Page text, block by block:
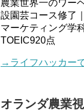
農業世界一のワー
設園芸コース修了
マーケティング学
TOEIC920点
→ライフハッカー
オランダ農業